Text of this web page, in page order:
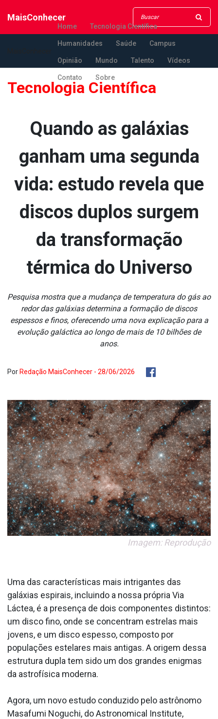
MaisConhecer
Home Tecnologia Científica
Humanidades Saúde Campus
Opinião Mundo Talento Vídeos
Contato Sobre
Tecnologia Científica
Quando as galáxias
ganham uma segunda
vida: estudo revela que
discos duplos surgem
da transformação
térmica do Universo
Pesquisa mostra que a mudança de temperatura do gás ao
redor das galáxias determina a formação de discos
espessos e finos, oferecendo uma nova explicação para a
evolução galáctica ao longo de mais de 10 bilhões de
anos.
Por Redação MaisConhecer - 28/06/2026
Imagem: Reprodução
Uma das características mais intrigantes das
galáxias espirais, incluindo a nossa própria Via
Láctea, é a presença de dois componentes distintos:
um disco fino, onde se concentram estrelas mais
jovens, e um disco espesso, composto por
populações estelares mais antigas. A origem dessa
estrutura dupla tem sido um dos grandes enigmas
da astrofísica moderna.
Agora, um novo estudo conduzido pelo astrônomo
Masafumi Noguchi, do Astronomical Institute,